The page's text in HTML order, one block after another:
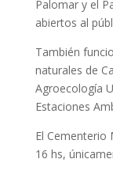
Palomar y el
abiertos al
También
naturales de
Agroecología
Estaciones
El Cementerio
16 hs,